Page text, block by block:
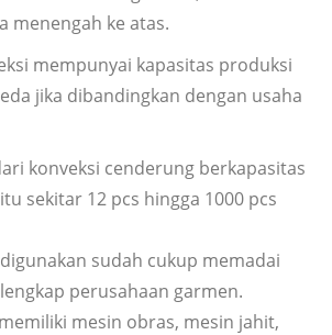
menengah ke atas.
mempunyai kapasitas produksi
jika dibandingkan dengan usaha
konveksi cenderung berkapasitas
sekitar 12 pcs hingga 1000 pcs
sudah cukup memadai
perusahaan garmen.
mesin obras, mesin jahit,